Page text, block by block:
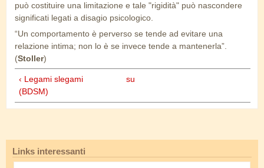
può costituire una limitazione e tale "rigidità" può nascondere
significati legati a disagio psicologico.
“Un comportamento è perverso se tende ad evitare una
relazione intima; non lo è se invece tende a mantenerla”.
(Stoller)
‹ Legami slegami
(BDSM)
su
Links interessanti